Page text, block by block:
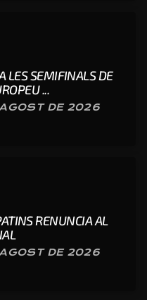
LES SEMIFINALS DE
...
DE 2026
RENUNCIA AL
DE 2026